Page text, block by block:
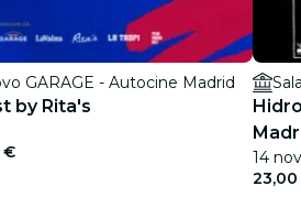
GARAGE - Autocine Madrid
by Rita's
€
14 nov